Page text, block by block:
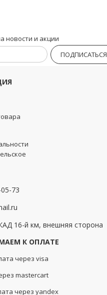
новости и акции
ПОДПИСАТЬСЯ
73
16-й км, внешняя сторона
К ОПЛАТЕ